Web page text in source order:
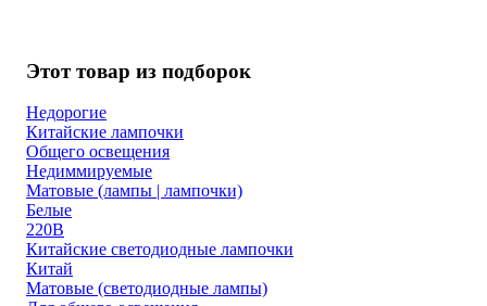
Этот товар из подборок
Недорогие
Китайские лампочки
Общего освещения
Недиммируемые
Матовые (лампы | лампочки)
Белые
220В
Китайские светодиодные лампочки
Китай
Матовые (светодиодные лампы)